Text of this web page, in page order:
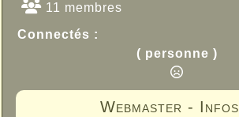
11 membres
Connectés :
( personne )
Webmaster - Infos